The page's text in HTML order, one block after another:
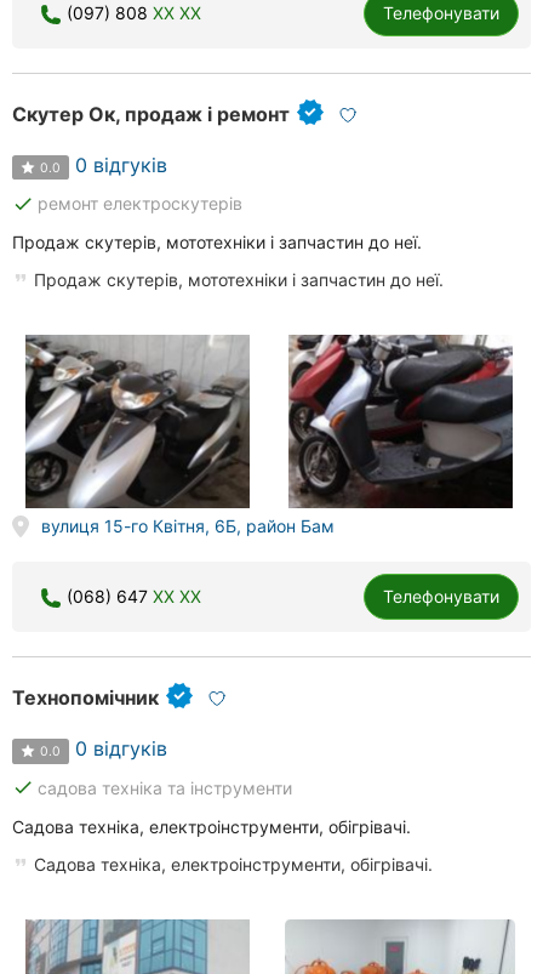
(097) 808 XX XX Телефонувати
Скутер Ок, продаж і ремонт
0.0 0 відгуків
done ремонт електроскутерів
Продаж скутерів, мототехніки і запчастин до неї.
Продаж скутерів, мототехніки і запчастин до неї.
вулиця 15-го Квітня, 6Б, район Бам
(068) 647 XX XX Телефонувати
Технопомічник
0.0 0 відгуків
done садова техніка та інструменти
Садова техніка, електроінструменти, обігрівачі.
Садова техніка, електроінструменти, обігрівачі.